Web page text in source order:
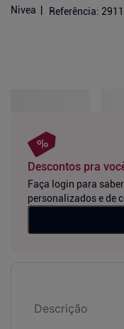
Nivea Referência:
Descontos pra
Faça login para
personalizados e de
Descrição